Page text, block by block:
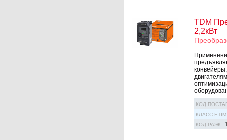
TDM
2,2кВт
КОД
КЛАСС ETIM
КОД РАЭК